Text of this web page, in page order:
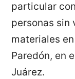
particular
personas sin
materiales
Paredón, en
Juárez.